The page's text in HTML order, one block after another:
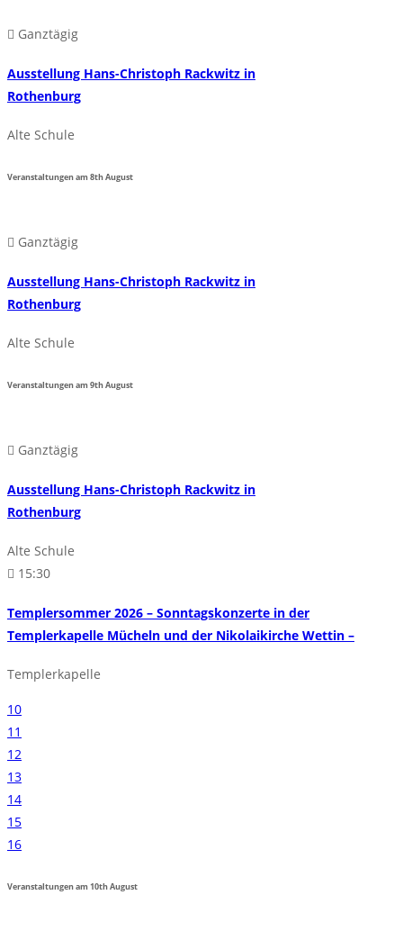
Ganztägig
Ausstellung Hans-Christoph Rackwitz in
Rothenburg
Alte Schule
Veranstaltungen am8thAugust
Ganztägig
Ausstellung Hans-Christoph Rackwitz in
Rothenburg
Alte Schule
Veranstaltungen am9thAugust
Ganztägig
Ausstellung Hans-Christoph Rackwitz in
Rothenburg
Alte Schule
15:30
Templersommer 2026 – Sonntagskonzerte in der
Templerkapelle Mücheln und der Nikolaikirche Wettin –
Templerkapelle
10
11
12
13
14
15
16
Veranstaltungen am10thAugust